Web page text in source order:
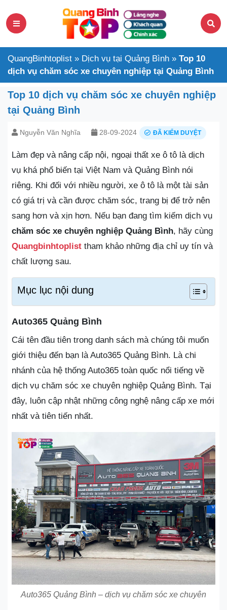
QuangBinhtoplist » Dịch vụ tại Quảng Bình » Top 10
dịch vụ chăm sóc xe chuyên nghiệp tại Quảng Bình
Top 10 dịch vụ chăm sóc xe chuyên nghiệp
tại Quảng Bình
Nguyễn Văn Nghĩa 28-09-2024 ĐÃ KIỂM DUYỆT
Làm đẹp và nâng cấp nội, ngoại thất xe ô tô là dịch
vụ khá phổ biến tại Việt Nam và Quảng Bình nói
riêng. Khi đối với nhiều người, xe ô tô là một tài sản
có giá trị và cần được chăm sóc, trang bị để trở nên
sang hơn và xịn hơn. Nếu bạn đang tìm kiếm dịch vụ
chăm sóc xe chuyên nghiệp Quảng Bình, hãy cùng
Quangbinhtoplist tham khảo những địa chỉ uy tín và
chất lượng sau.
Mục lục nội dung
Auto365 Quảng Bình
Cái tên đầu tiên trong danh sách mà chúng tôi muốn
giới thiệu đến bạn là Auto365 Quảng Bình. Là chi
nhánh của hệ thống Auto365 toàn quốc nổi tiếng về
dịch vụ chăm sóc xe chuyên nghiệp Quảng Bình. Tại
đây, luôn cập nhật những công nghệ nâng cấp xe mới
nhất và tiên tiến nhất.
Auto365 Quảng Bình – dịch vụ chăm sóc xe chuyên